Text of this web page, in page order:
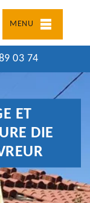
MENU
03 74
ET
DIE